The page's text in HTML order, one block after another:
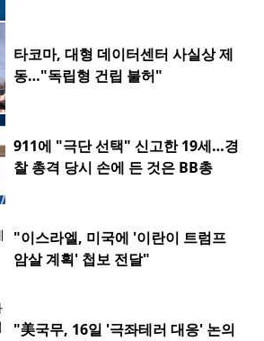
타코마, 대형 데이터센터 사실상 제
동…"독립형 건립 불허"
911에 "극단 선택" 신고한 19세…경
찰 총격 당시 손에 든 것은 BB총
"이스라엘, 미국에 '이란이 트럼프
암살 계획' 첩보 전달"
"美국무, 16일 '극좌테러 대응' 논의